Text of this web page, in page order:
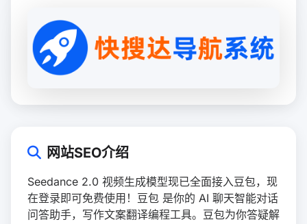
网站SEO介绍
Seedance 2.0 视频生成模型现已全面接入豆包，现
在登录即可免费使用！豆包 是你的 AI 聊天智能对话
问答助手，写作文案翻译编程工具。豆包为你答疑解